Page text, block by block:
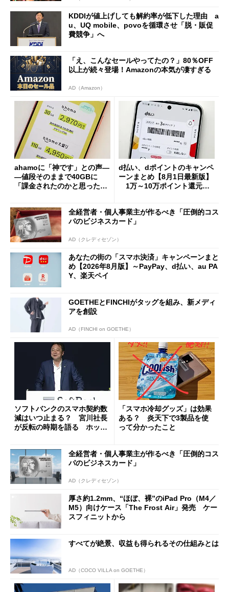
KDDIが値上げしても解約率が低下した理由 a
u、UQ mobile、povoを循環させ「脱・販促
費競争」へ
「え、こんなセールやってたの？」80％OFF
以上が続々登場！Amazonの本気が凄すぎる
AD（Amazon）
ahamoに「神です」との声―
―値段そのままで40GBに
「課金されたのかと思った」
d払い、dポイントのキャンペ
ーンまとめ【8月1日最新版】
1万～10万ポイント還元の
全経営者・個人事業主が作るべき「圧倒的コス
パのビジネスカード」
AD（クレディセゾン）
あなたの街の「スマホ決済」キャンペーンまと
め【2026年8月版】～PayPay、d払い、au PA
Y、楽天ペイ
GOETHEとFINCHIがタッグを組み、新メディ
アを創設
AD（FINCHI on GOETHE）
ソフトバンクのスマホ契約数
減はいつ止まる？ 宮川社長
が反転の時期を語る ホッピ
「スマホ冷却グッズ」は効果
ある？ 炎天下で3製品を使
って分かったこと
全経営者・個人事業主が作るべき「圧倒的コス
パのビジネスカード」
AD（クレディセゾン）
厚さ約1.2mm、“ほぼ、裸”のiPad Pro（M4／
M5）向けケース「The Frost Air」発売 ケー
スフィニットから
すべてが絶景、収益も得られるその仕組みとは
AD（COCO VILLA on GOETHE）